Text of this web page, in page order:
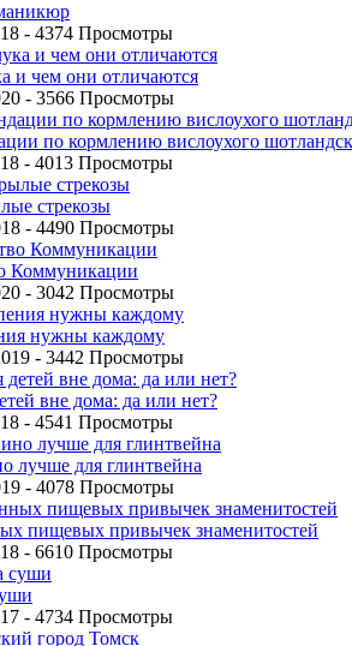
- 4374 Просмотры
и чем они отличаются
- 3566 Просмотры
по кормлению вислоухого
- 4013 Просмотры
стрекозы
- 4490 Просмотры
Коммуникации
- 3042 Просмотры
нужны каждому
- 3442 Просмотры
вне дома: да или нет?
- 4541 Просмотры
лучше для глинтвейна
- 4078 Просмотры
пищевых привычек знаменитостей
- 6610 Просмотры
- 4734 Просмотры